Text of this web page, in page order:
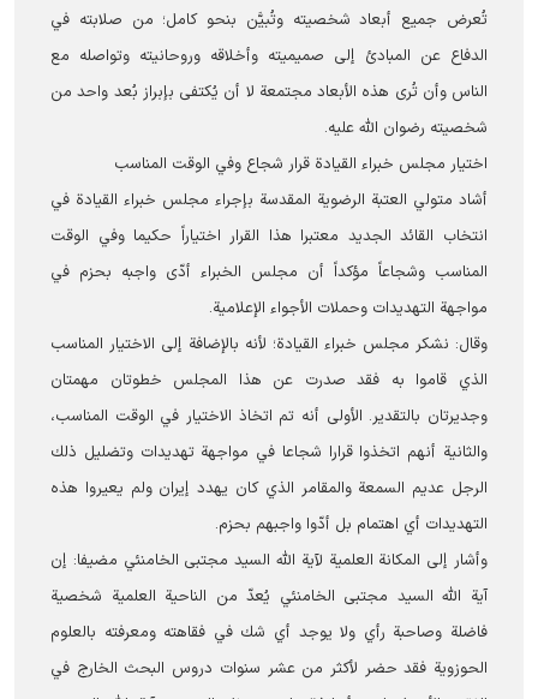
تُعرض جميع أبعاد شخصيته وتُبيَّن بنحو کامل؛ من صلابته في
الدفاع عن المبادئ إلى صميميته وأخلاقه وروحانيته وتواصله مع
الناس وأن تُرى هذه الأبعاد مجتمعة لا أن يُكتفى بإبراز بُعد واحد من
شخصيته رضوان الله علیه.
اختيار مجلس خبراء القيادة قرار شجاع وفي الوقت المناسب
أشاد متولي العتبة الرضوية المقدسة بإجراء مجلس خبراء القيادة في
انتخاب القائد الجديد معتبرا هذا القرار اختياراً حکیما وفي الوقت
المناسب وشجاعاً مؤكداً أن مجلس الخبراء أدّى واجبه بحزم في
مواجهة التهديدات وحملات الأجواء الإعلامية.
وقال: نشكر مجلس خبراء القيادة؛ لأنه بالإضافة إلى الاختيار المناسب
الذي قاموا به فقد صدرت عن هذا المجلس خطوتان مهمتان
وجديرتان بالتقدير. الأولى أنه تم اتخاذ الاختيار في الوقت المناسب،
والثانية أنهم اتخذوا قرارا شجاعا في مواجهة تهديدات وتضليل ذلك
الرجل عديم السمعة والمقامر الذي كان يهدد إيران ولم يعيروا هذه
التهديدات أي اهتمام بل أدّوا واجبهم بحزم.
وأشار إلى المكانة العلمية لآية الله السيد مجتبى الخامنئي مضيفا: إن
آية الله السيد مجتبى الخامنئي يُعدّ من الناحية العلمية شخصية
فاضلة وصاحبة رأي ولا يوجد أي شك في فقاهته ومعرفته بالعلوم
الحوزوية فقد حضر لأكثر من عشر سنوات دروس البحث الخارج في